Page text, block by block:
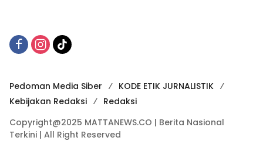
Pedoman Media Siber
KODE ETIK JURNALISTIK
Kebijakan Redaksi
Redaksi
Copyright@2025 MATTANEWS.CO | Berita Nasional
Terkini | All Right Reserved